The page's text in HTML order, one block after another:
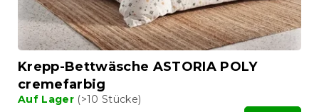
Krepp-Bettwäsche ASTORIA POLY
cremefarbig
Auf Lager (>10 Stücke)